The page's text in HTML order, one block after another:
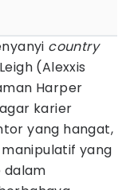
country
(Alexxis
Harper
karier
yang hangat,
yang
dalam